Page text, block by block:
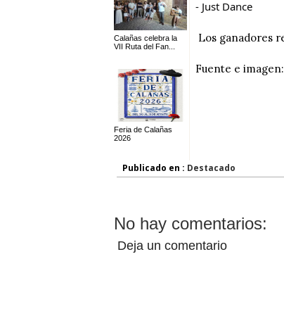
Calañas celebra la
VII Ruta del Fan...
Feria de Calañas
2026
- Just Dance
Los ganadores
Fuente e
Publicado en : Destacado
No hay comentarios:
Deja un comentario